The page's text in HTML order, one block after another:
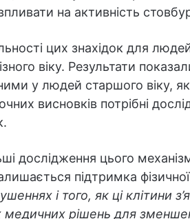
на активність
цих знахідок для
віку. Результати
у людей старшого віку,
висновків потрібні
дослідження цього
підтримка
і того, як ці клітини
рішень для